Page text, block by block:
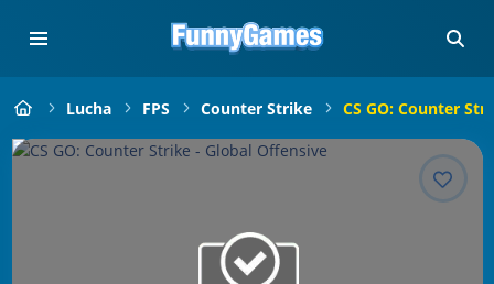
Lucha FPS Counter Strike CS GO: Counter